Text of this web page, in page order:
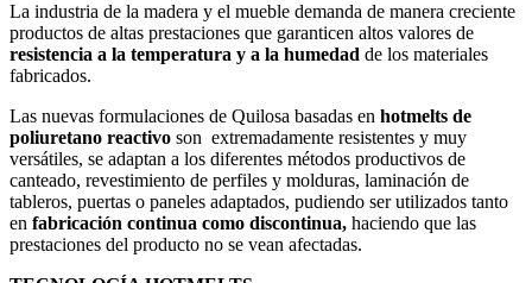
La industria de la madera y el mueble demanda de manera creciente
productos de altas prestaciones que garanticen altos valores de
resistencia a la temperatura y a la humedad de los materiales
fabricados.
Las nuevas formulaciones de Quilosa basadas en hotmelts de
poliuretano reactivo son extremadamente resistentes y muy
versátiles, se adaptan a los diferentes métodos productivos de
canteado, revestimiento de perfiles y molduras, laminación de
tableros, puertas o paneles adaptados, pudiendo ser utilizados tanto
en fabricación continua como discontinua, haciendo que las
prestaciones del producto no se vean afectadas.